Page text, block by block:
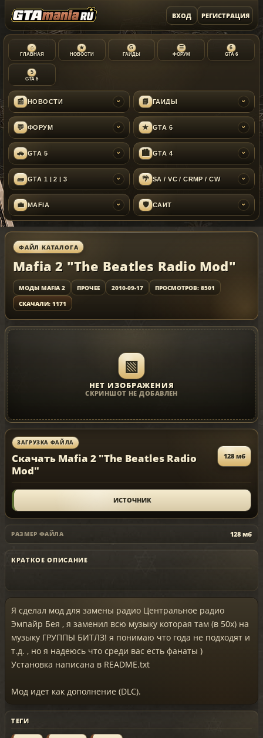
ВХОД РЕГИСТРАЦИЯ
⌂
ГЛАВНАЯ
★
НОВОСТИ
G
ГАЙДЫ
☰
ФОРУМ
6
GTA 6
5
GTA 5
📰 НОВОСТИ › 📘 ГАЙДЫ ›
💬 ФОРУМ › ★ GTA 6 ›
🚗 GTA 5 › 🏙 GTA 4 ›
🧱 GTA 1 | 2 | 3 › 🌴 SA / VC / CRMP / CW ›
💼 MAFIA › 🛡 САЙТ ›
ФАЙЛ КАТАЛОГА
Mafia 2 "The Beatles Radio Mod"
МОДЫ MAFIA 2 ПРОЧЕЕ 2010-09-17
ПРОСМОТРОВ: 8501
СКАЧАЛИ: 1171
▧
НЕТ ИЗОБРАЖЕНИЯ
СКРИНШОТ НЕ ДОБАВЛЕН
ЗАГРУЗКА ФАЙЛА
Скачать Mafia 2 "The Beatles Radio
Mod"
128 мб
ИСТОЧНИК
РАЗМЕР ФАЙЛА 128 мб
КРАТКОЕ ОПИСАНИЕ
Я сделал мод для замены радио Центральное радио
Эмпайр Бея , я заменил всю музыку которая там (в 50х) на
музыку ГРУППЫ БИТЛЗ! я понимаю что года не подходят и
т.д. , но я надеюсь что среди вас есть фанаты )
Установка написана в README.txt
Мод идет как дополнение (DLC).
ТЕГИ